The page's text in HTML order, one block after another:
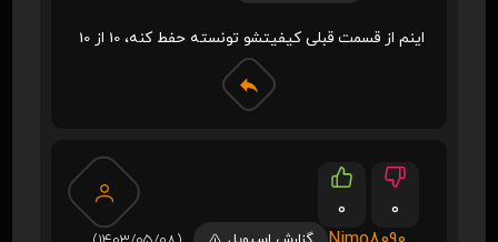
اینم از قسمت قبلی کیفیتشو تونسته حفط کنه، 10 از 10
0
0